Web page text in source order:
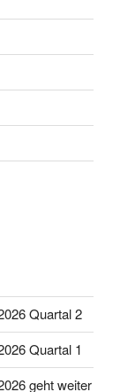
Quartal 2
Quartal 1
geht weiter